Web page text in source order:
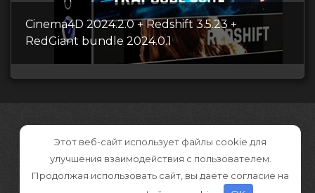
Cinema4D 2024.2.0 + Redshift 3.5.23 +
RedGiant bundle 2024.0.1
Этот веб-сайт использует файлы cookie для
улучшения взаимодействия с пользователем.
Продолжая использовать сайт, вы даете согласие на